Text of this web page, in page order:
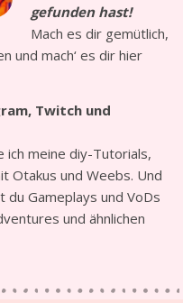
gefunden hast!
Mach es dir gemütlich,
und mach‘ es dir hier
Twitch und
ich meine diy-Tutorials,
Otakus und Weebs. Und
du Gameplays und VoDs
und ähnlichen